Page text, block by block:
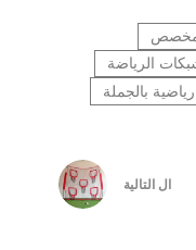
الرياضة
بالجملة
ال التالية